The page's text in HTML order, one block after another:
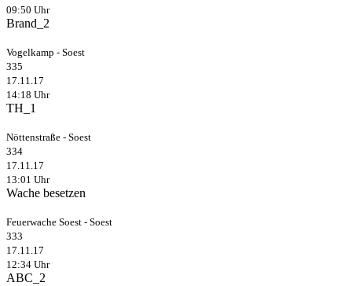
09:50 Uhr
Brand_2
Vogelkamp - Soest
335
17.11.17
14:18 Uhr
TH_1
Nöttenstraße - Soest
334
17.11.17
13:01 Uhr
Wache besetzen
Feuerwache Soest - Soest
333
17.11.17
12:34 Uhr
ABC_2